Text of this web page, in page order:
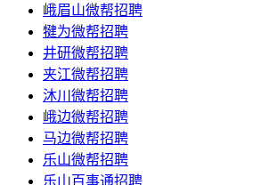
峨眉山微帮招聘
犍为微帮招聘
井研微帮招聘
夹江微帮招聘
沐川微帮招聘
峨边微帮招聘
马边微帮招聘
乐山微帮招聘
乐山百事通招聘